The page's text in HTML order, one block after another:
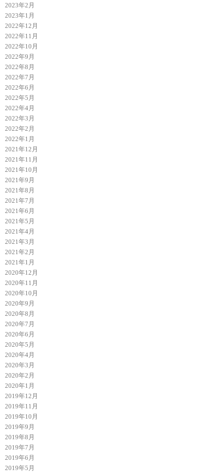
2023年2月
2023年1月
2022年12月
2022年11月
2022年10月
2022年9月
2022年8月
2022年7月
2022年6月
2022年5月
2022年4月
2022年3月
2022年2月
2022年1月
2021年12月
2021年11月
2021年10月
2021年9月
2021年8月
2021年7月
2021年6月
2021年5月
2021年4月
2021年3月
2021年2月
2021年1月
2020年12月
2020年11月
2020年10月
2020年9月
2020年8月
2020年7月
2020年6月
2020年5月
2020年4月
2020年3月
2020年2月
2020年1月
2019年12月
2019年11月
2019年10月
2019年9月
2019年8月
2019年7月
2019年6月
2019年5月